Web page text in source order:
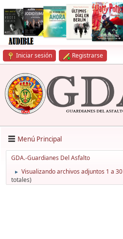
Iniciar sesión Registrarse
Menú Principal
GDA.-Guardianes Del Asfalto
► Visualizando archivos adjuntos 1 a 30
totales)